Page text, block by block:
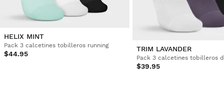
HELIX MINT
Pack 3 calcetines tobilleros running
$44.95
TRIM LAVANDER
Pack 3 calcetines tobilleros
$39.95